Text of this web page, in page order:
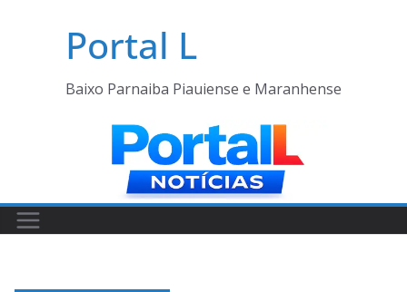
Portal L
Baixo Parnaiba Piauiense e Maranhense